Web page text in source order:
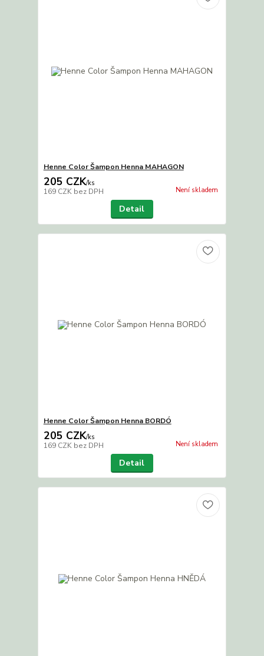
Henne Color Šampon Henna MAHAGON
205 CZK/ks
169 CZK bez DPH Není skladem
Detail
Henne Color Šampon Henna BORDÓ
205 CZK/ks
169 CZK bez DPH Není skladem
Detail